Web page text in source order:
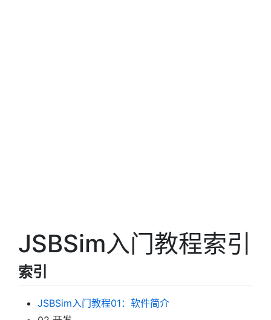
JSBSim入门教程索引
索引
JSBSim入门教程01：软件简介